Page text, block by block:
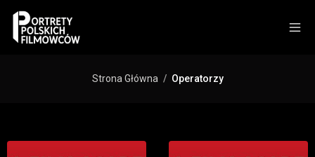
Strona Główna Operatorzy